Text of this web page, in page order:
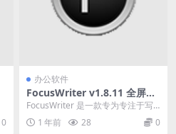
0
办公软件
FocusWriter v1.8.11 全屏文
字处理软件中文绿色版
FocusWriter 是一款专为专注于写
作而设计的全屏文字处理软件，旨
在通过提...
1 年前 28 0